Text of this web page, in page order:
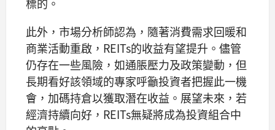
標的。
此外，市場分析師認為，隨著消費需求回暖和
商業活動重啟，REITs的收益有望提升。儘管
仍存在一些風險，如通脹壓力及政策變動，但
長期看好該領域的專家呼籲投資者把握此一機
會，加碼持倉以獲取潛在收益。展望未來，若
經濟持續向好，REITs無疑將成為投資組合中